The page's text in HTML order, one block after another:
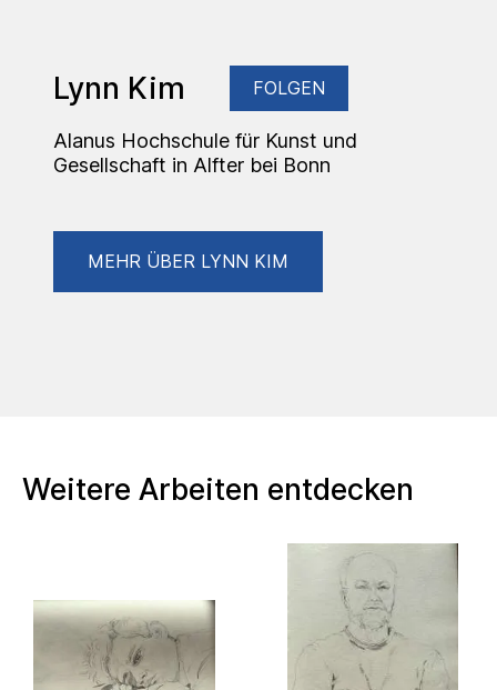
Lynn Kim FOLGEN
Alanus Hochschule für Kunst und
Gesellschaft in Alfter bei Bonn
MEHR ÜBER LYNN KIM
Weitere Arbeiten entdecken